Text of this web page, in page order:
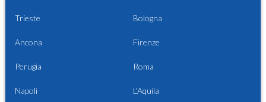
Trieste Bologna
Ancona Firenze
Perugia Roma
Napoli L'Aquila